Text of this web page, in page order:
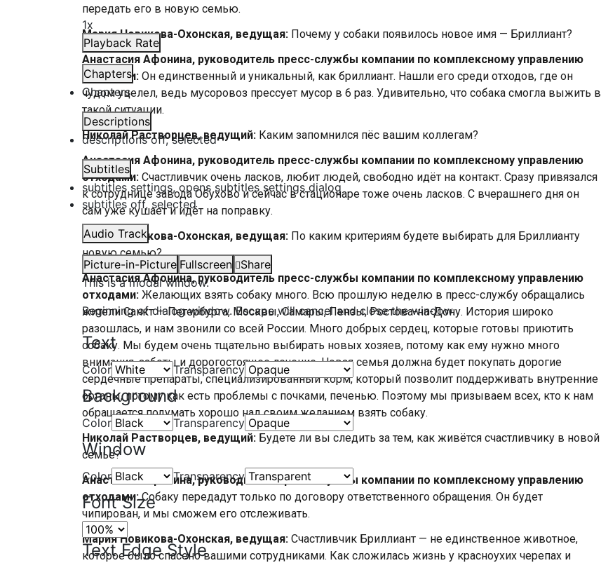
1x
Playback Rate
Chapters
Chapters
Descriptions
descriptions off, selected
Subtitles
subtitles settings, opens subtitles settings dialog
subtitles off, selected
Audio Track
Picture-in-Picture Fullscreen
Share
This is a modal window.
Beginning of dialog window. Escape will cancel and close the window.
Text
Color Transparency
Background
Color Transparency
Window
Color Transparency
Font Size
Text Edge Style
передать его в новую семью.
Мария Новикова-Охонская, ведущая: Почему у собаки появилось новое имя — Бриллиант?
Анастасия Афонина, руководитель пресс-службы компании по комплексному управлению
отходами: Он единственный и уникальный, как бриллиант. Нашли его среди отходов, где он
чудом уцелел, ведь мусоровоз прессует мусор в 6 раз. Удивительно, что собака смогла выжить в
такой ситуации.
Николай Растворцев, ведущий: Каким запомнился пёс вашим коллегам?
Анастасия Афонина, руководитель пресс-службы компании по комплексному управлению
отходами: Счастливчик очень ласков, любит людей, свободно идёт на контакт. Сразу привязался
к сотруднице завода Обухово и сейчас в стационаре тоже очень ласков. С вчерашнего дня он
сам уже кушает и идёт на поправку.
Мария Новикова-Охонская, ведущая: По каким критериям будете выбирать для Бриллианту
новую семью?
Анастасия Афонина, руководитель пресс-службы компании по комплексному управлению
отходами: Желающих взять собаку много. Всю прошлую неделю в пресс-службу обращались
жители Санкт — Петербурга, Москвы, Самары, Пензы, Ростова-на-Дону. История широко
разошлась, и нам звонили со всей России. Много добрых сердец, которые готовы приютить
собаку. Мы будем очень тщательно выбирать новых хозяев, потому как ему нужно много
внимания, заботы и дорогостоящее лечение. Новая семья должна будет покупать дорогие
сердечные препараты, специализированный корм, который позволит поддерживать внутренние
органы, потому как есть проблемы с почками, печенью. Поэтому мы призываем всех, кто к нам
обращается подумать хорошо над своим желанием взять собаку.
Николай Растворцев, ведущий: Будете ли вы следить за тем, как живётся счастливчику в новой
семье?
Анастасия Афонина, руководитель пресс-службы компании по комплексному управлению
отходами:Собаку передадут только по договору ответственного обращения. Он будет
чипирован, и мы сможем его отслеживать.
Мария Новикова-Охонская, ведущая: Счастливчик Бриллиант — не единственное животное,
которое было спасено вашими сотрудниками. Как сложилась жизнь у красноухих черепах и